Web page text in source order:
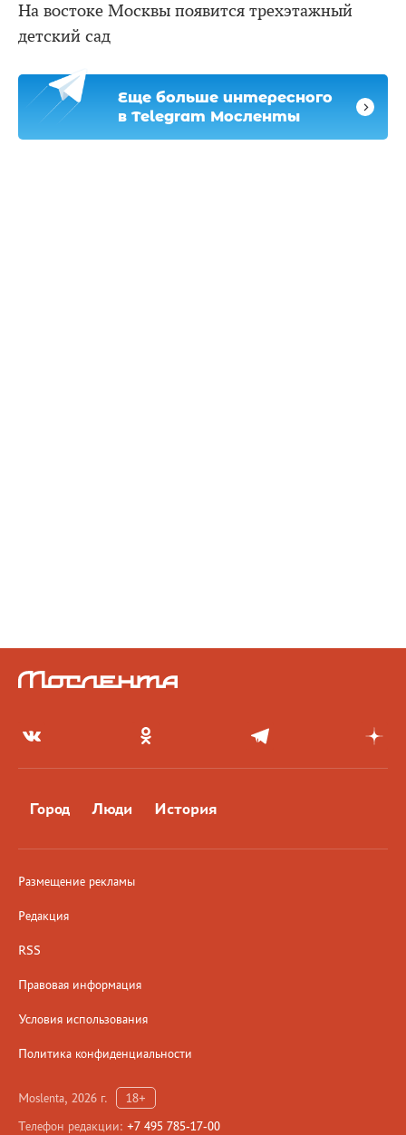
На востоке Москвы появится трехэтажный
детский сад
Еще больше интересного
в Telegram Мосленты
Город Люди История
Размещение рекламы
Редакция
RSS
Правовая информация
Условия использования
Политика конфиденциальности
Moslenta, 2026 г.
18+
Телефон редакции: +7 495 785-17-00